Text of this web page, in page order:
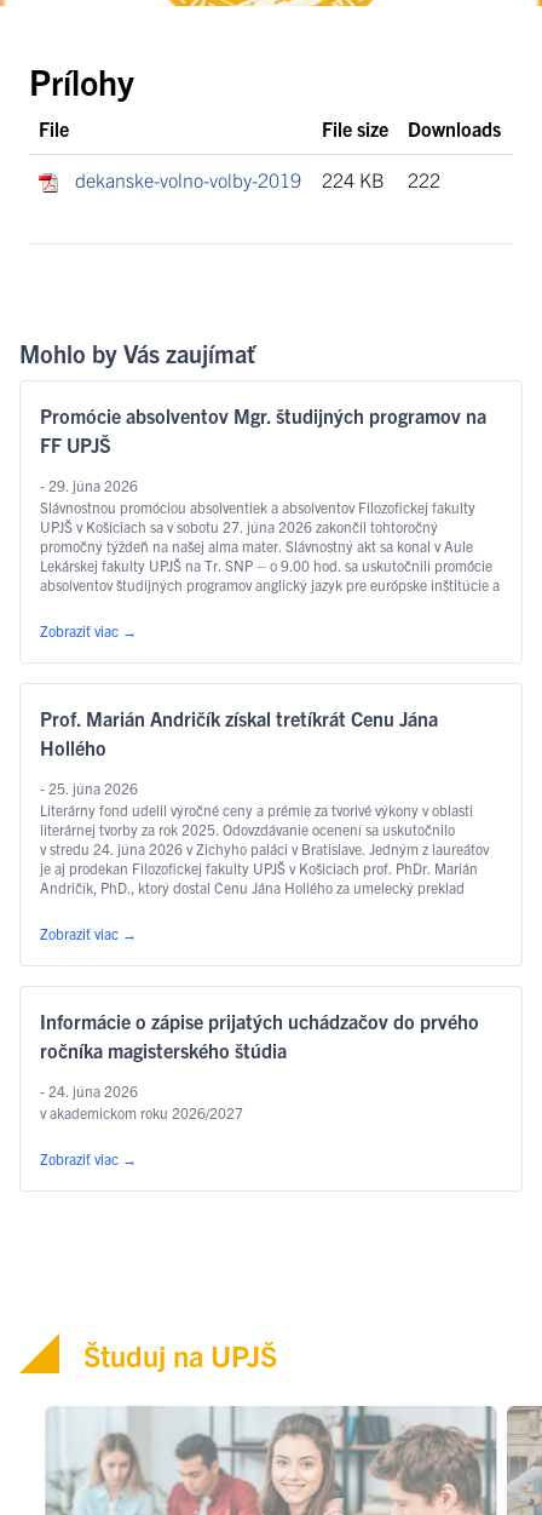
Prílohy
File File size Downloads
dekanske-volno-volby-2019 224 KB 222
Mohlo by Vás zaujímať
Promócie absolventov Mgr. študijných programov na
FF UPJŠ
- 29. júna 2026
Slávnostnou promóciou absolventiek a absolventov Filozofickej fakulty
UPJŠ v Košiciach sa v sobotu 27. júna 2026 zakončil tohtoročný
promočný týždeň na našej alma mater. Slávnostný akt sa konal v Aule
Lekárskej fakulty UPJŠ na Tr. SNP – o 9.00 hod. sa uskutočnili promócie
absolventov študijných programov anglický jazyk pre európske inštitúcie a
Čítať ďalej
Zobraziť viac →
Prof. Marián Andričík získal tretíkrát Cenu Jána
Hollého
- 25. júna 2026
Literárny fond udelil výročné ceny a prémie za tvorivé výkony v oblasti
literárnej tvorby za rok 2025. Odovzdávanie ocenení sa uskutočnilo
v stredu 24. júna 2026 v Zichyho paláci v Bratislave. Jedným z laureátov
je aj prodekan Filozofickej fakulty UPJŠ v Košiciach prof. PhDr. Marián
Andričík, PhD., ktorý dostal Cenu Jána Hollého za umelecký preklad
Zobraziť viac →
Informácie o zápise prijatých uchádzačov do prvého
ročníka magisterského štúdia
- 24. júna 2026
v akademickom roku 2026/2027
Zobraziť viac →
Študuj na UPJŠ